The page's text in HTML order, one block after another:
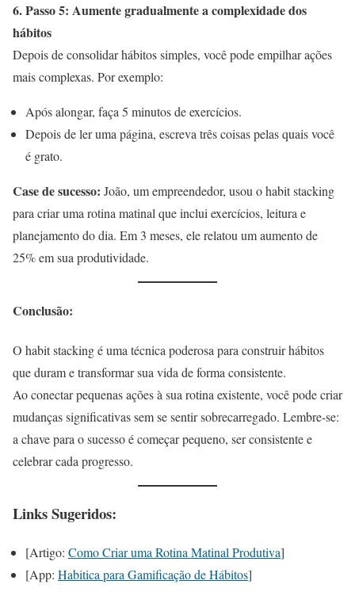
6. Passo 5: Aumente gradualmente a complexidade dos
hábitos
Depois de consolidar hábitos simples, você pode empilhar ações
mais complexas. Por exemplo:
Após alongar, faça 5 minutos de exercícios.
Depois de ler uma página, escreva três coisas pelas quais você
é grato.
Case de sucesso: João, um empreendedor, usou o habit stacking
para criar uma rotina matinal que inclui exercícios, leitura e
planejamento do dia. Em 3 meses, ele relatou um aumento de
25% em sua produtividade.
Conclusão:
O habit stacking é uma técnica poderosa para construir hábitos
que duram e transformar sua vida de forma consistente.
Ao conectar pequenas ações à sua rotina existente, você pode criar
mudanças significativas sem se sentir sobrecarregado. Lembre-se:
a chave para o sucesso é começar pequeno, ser consistente e
celebrar cada progresso.
Links Sugeridos:
[Artigo: Como Criar uma Rotina Matinal Produtiva]
[App: Habitica para Gamificação de Hábitos]